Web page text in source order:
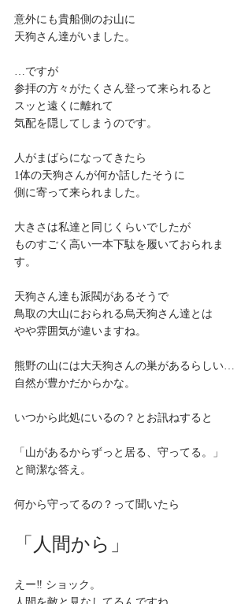
意外にも貴船側のお山に
天狗さん達がいました。
…ですが
参拝の方々がたくさん登って来られると
スッと遠くに離れて
気配を隠してしまうのです。
人がまばらになってきたら
1体の天狗さんが何か話したそうに
側に寄って来られました。
大きさは私達と同じくらいでしたが
ものすごく高い一本下駄を履いておられま
す。
天狗さん達も派閥があるそうで
鳥取の大山におられる烏天狗さん達とは
やや雰囲気が違いますね。
熊野の山には大天狗さんの巣があるらしい…
自然が豊かだからかな。
いつから此処にいるの？とお訊ねすると
「山があるからずっと居る、守ってる。」
と簡潔な答え。
何から守ってるの？って聞いたら
「人間から」
えー‼︎ ショック。